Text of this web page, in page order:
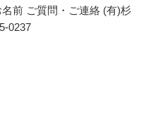
前 ご質問・ご連絡 (有)杉
0237